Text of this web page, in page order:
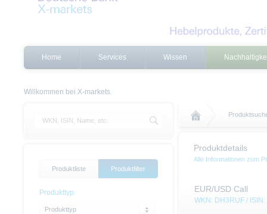
Home Services Wissen
Willkommen bei X-markets.
Produktdetails
Alle Informationen zum
EUR/USD Call
WKN: DH3RUF /
Produktliste Produktfilter
Produkttyp
Produkttyp